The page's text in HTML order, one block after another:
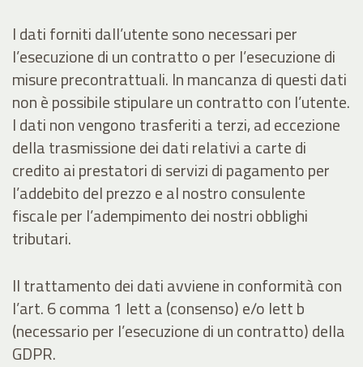
I dati forniti dall’utente sono necessari per
l’esecuzione di un contratto o per l’esecuzione di
misure precontrattuali. In mancanza di questi dati
non è possibile stipulare un contratto con l’utente.
I dati non vengono trasferiti a terzi, ad eccezione
della trasmissione dei dati relativi a carte di
credito ai prestatori di servizi di pagamento per
l’addebito del prezzo e al nostro consulente
fiscale per l’adempimento dei nostri obblighi
tributari.
Il trattamento dei dati avviene in conformità con
l’art. 6 comma 1 lett a (consenso) e/o lett b
(necessario per l’esecuzione di un contratto) della
GDPR.